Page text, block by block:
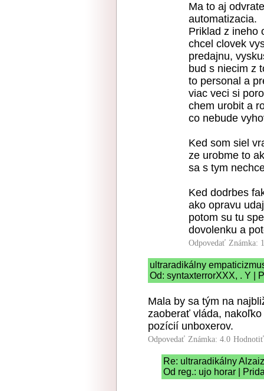
Ma to aj
automatizacia.
Priklad z ineho
chcel clovek
predajnu,
bud s niecim z
to personal a
viac veci si
chem urobit a
co nebude
Ked som siel
ze urobme to
sa s tym
Ked dodrbes
ako opravu
potom su tu
dovolenku a
Odpovedať Známka:
ultraradikálny
Od: syntaxterrorXXX, . Y |
Mala by sa tým na
zaoberať vláda,
pozícií unboxerov.
Odpovedať Známka: 4.0
Re: ultraradikálny
Od reg.: ujo horar |